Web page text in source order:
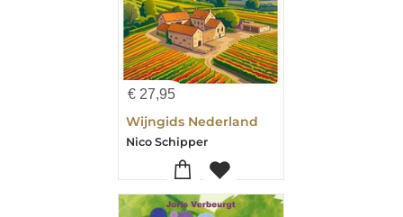
€ 27,95
Wijngids Nederland
Nico Schipper